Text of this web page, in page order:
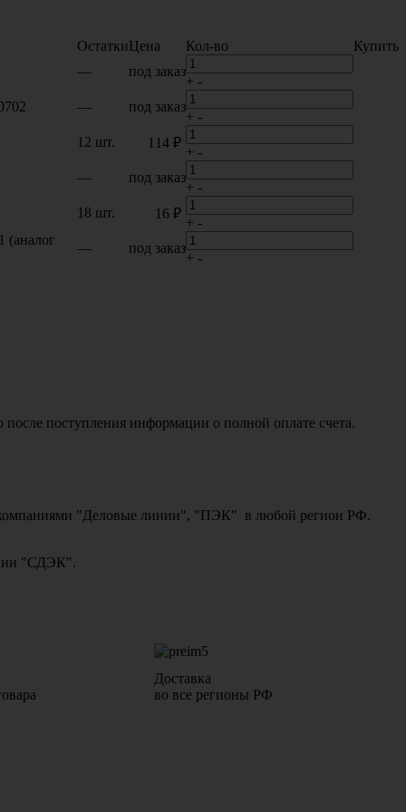
ОстаткиЦена Кол-во
Купить
— под заказ
+ -
— под заказ
+ -
12 шт. 114 ₽
+ -
— под заказ
+ -
18 шт. 16 ₽
+ -
(аналог
— под заказ
+ -
поступления информации о полной оплате счета.
компаниями "Деловые линии", "ПЭК" в любой регион РФ.
"СДЭК".
Доставка
во все регионы РФ